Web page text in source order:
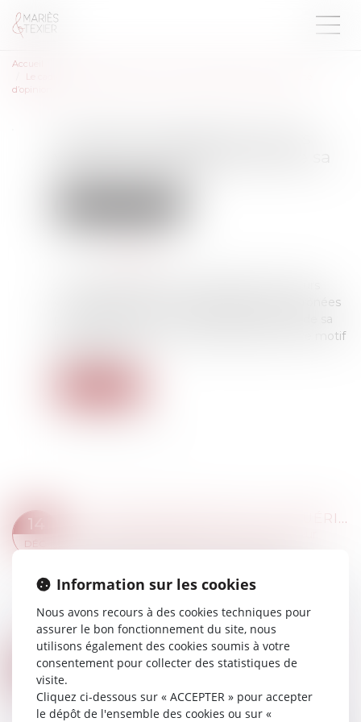
Accueil
Le cadre qui désapprouve les valeurs de l’entreprise exerce sa liberté
d’opinion
« fun and pro » et à la « culture de l’apéro » prônées
par son entreprise ne constitue pas un abus de sa
liberté d’expression. Son licenciement pour ce motif
UN INDIVISAIRE NE PEUT ACQUÉRIR UN BIEN INDIVIS PAR PRESCRIPTION QUE SOUS DE STRICTES CONDITIONS
14
DÉC.
patrimoine/Patrimoine et succession
Un propriétaire indivis ne peut prescrire à
l’encontre des coïndivisaires qu’en démontrant
l’intention de se comporter en propriétaire
exclusif du bien indivis par l’accomplisse...
Lire la suite
08
DÉC.
patrimoine/Patrimoine et succession
L’avance en capital dont bénéficie un indivisaire
Information sur les cookies
Nous avons recours à des cookies techniques pour
assurer le bon fonctionnement du site, nous
utilisons également des cookies soumis à votre
consentement pour collecter des statistiques de
visite.
Cliquez ci-dessous sur « ACCEPTER » pour accepter
le dépôt de l'ensemble des cookies ou sur «